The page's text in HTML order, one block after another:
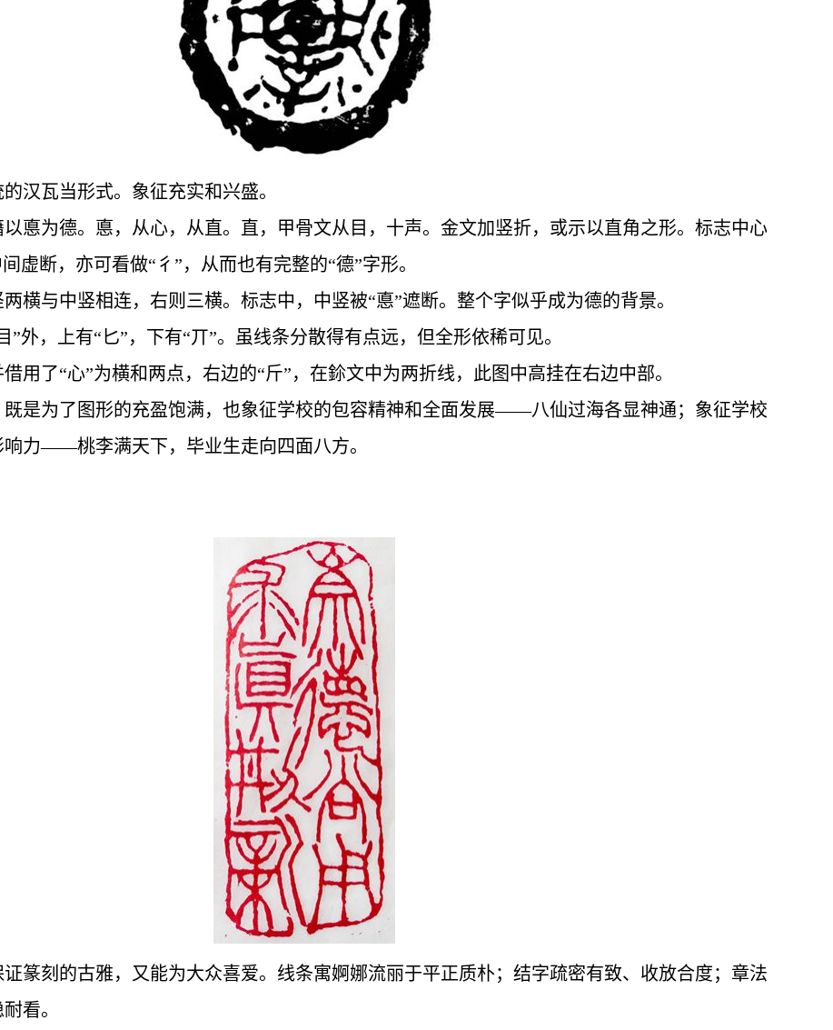
汉瓦当形式。象征充实和兴盛。
悳为德。悳，从心，从直。直，甲骨文从目，十声。金文加竖折，或示以直角之形。标志中心
虚断，亦可看做“彳”，从而也有完整的“德”字形。
横与中竖相连，右则三横。标志中，中竖被“悳”遮断。整个字似乎成为德的背景。
”外，上有“匕”，下有“丌”。虽线条分散得有点远，但全形依稀可见。
用了“心”为横和两点，右边的“斤”，在鉩文中为两折线，此图中高挂在右边中部。
既是为了图形的充盈饱满，也象征学校的包容精神和全面发展——八仙过海各显神通；象征学校
力——桃李满天下，毕业生走向四面八方。
篆刻的古雅，又能为大众喜爱。线条寓婀娜流丽于平正质朴；结字疏密有致、收放合度；章法
看。